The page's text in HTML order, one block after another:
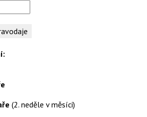
(2. neděle v měsíci)